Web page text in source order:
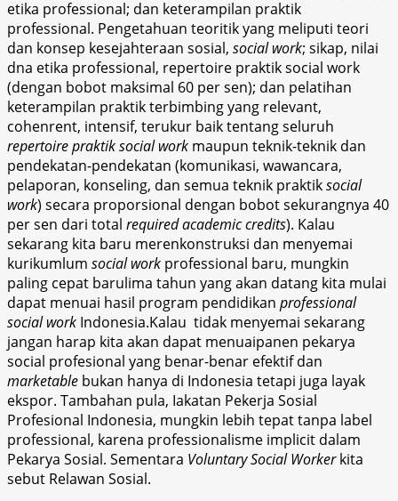
etika professional; dan keterampilan praktik
professional. Pengetahuan teoritik yang meliputi teori
dan konsep kesejahteraan sosial, social work; sikap, nilai
dna etika professional, repertoire praktik social work
(dengan bobot maksimal 60 per sen); dan pelatihan
keterampilan praktik terbimbing yang relevant,
cohenrent, intensif, terukur baik tentang seluruh
repertoire praktik social work maupun teknik-teknik dan
pendekatan-pendekatan (komunikasi, wawancara,
pelaporan, konseling, dan semua teknik praktiksocial
work) secara proporsional dengan bobot sekurangnya 40
per sen dari total required academic credits). Kalau
sekarang kita baru merenkonstruksi dan menyemai
kurikumlum social work professional baru, mungkin
paling cepat barulima tahun yang akan datang kita mulai
dapat menuai hasil program pendidikan professional
social work Indonesia.Kalau tidak menyemai sekarang
jangan harap kita akan dapat menuaipanen pekarya
social profesional yang benar-benar efektif dan
marketable bukan hanya di Indonesia tetapi juga layak
ekspor. Tambahan pula, Iakatan Pekerja Sosial
Profesional Indonesia, mungkin lebih tepat tanpa label
professional, karena professionalisme implicit dalam
Pekarya Sosial. Sementara Voluntary Social Workerkita
sebut Relawan Sosial.